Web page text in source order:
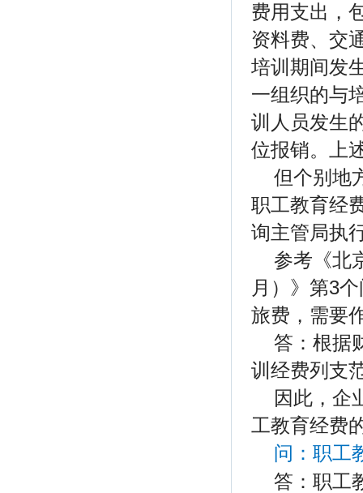
费用支出，
资料费、交
培训期间发
一组织的与
训人员发生
位报销。上
但个别地
职工教育经
询主管局执
参考《北
月）》第3
旅费，需要
答：根据
训经费列支
因此，企
工教育经费
问：职工
答：职工